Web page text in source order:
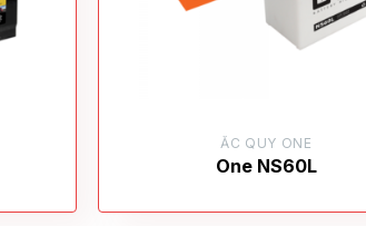
ẮC QUY ONE
One NS60L